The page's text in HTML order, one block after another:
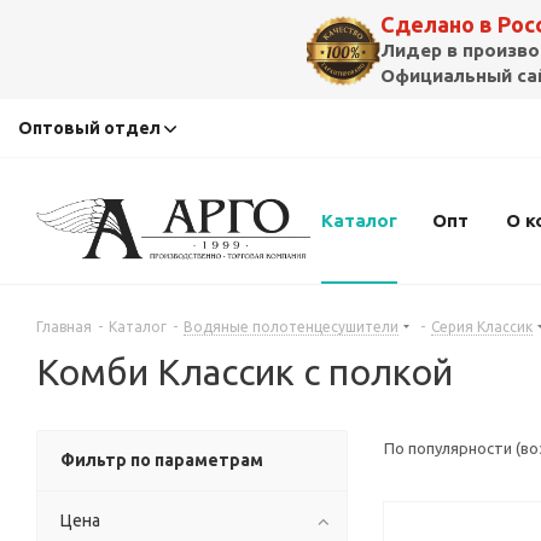
Сделано в
Лидер в
Официальный
Оптовый отдел
Каталог Опт О
Главная - Каталог - Водяные полотенцесушители - Серия Классик
Комби Классик с полкой
По популярности
Фильтр по параметрам
Цена